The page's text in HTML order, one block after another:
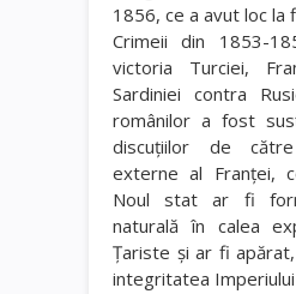
1856, ce a avut loc la
Crimeii din 1853-
victoria Turciei,
Sardiniei contra
românilor a fost
discuţiilor de
externe al Franţei,
Noul stat ar fi
naturală în calea
Ţariste şi ar fi
integritatea